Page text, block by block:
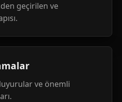
geçirilen ve
ve önemli